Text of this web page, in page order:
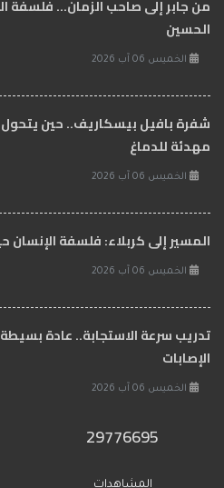
من جابر إلى صاحب الزمان… فلسفة
الحسين
الخميس 06 آب 2026
شفرة بافيل بيسكاريف.. حين يتحول
مهدئة للدماغ
الخميس 06 آب 2026
المسير إلى كربلاء: فلسفة الإنسان
الخميس 06 آب 2026
تدريب سرعة الاستجابة.. عادة
الإصابات
الخميس 06 آب 2026
29776695
المشاهدات